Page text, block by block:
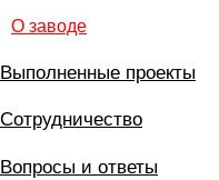
О заводе
Выполненные проекты
Сотрудничество
Вопросы и ответы